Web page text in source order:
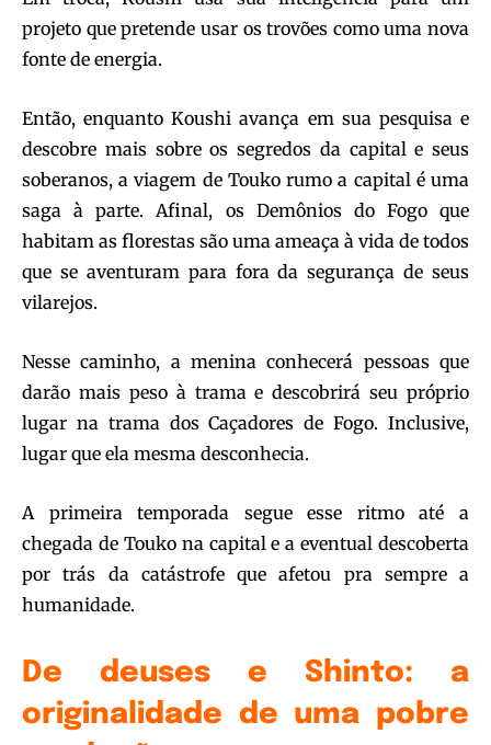
projeto que pretende usar os trovões como uma nova
fonte de energia.
Então, enquanto Koushi avança em sua pesquisa e
descobre mais sobre os segredos da capital e seus
soberanos, a viagem de Touko rumo a capital é uma
saga à parte. Afinal, os Demônios do Fogo que
habitam as florestas são uma ameaça à vida de todos
que se aventuram para fora da segurança de seus
vilarejos.
Nesse caminho, a menina conhecerá pessoas que
darão mais peso à trama e descobrirá seu próprio
lugar na trama dos Caçadores de Fogo. Inclusive,
lugar que ela mesma desconhecia.
A primeira temporada segue esse ritmo até a
chegada de Touko na capital e a eventual descoberta
por trás da catástrofe que afetou pra sempre a
humanidade.
De deuses e Shinto: a
originalidade de uma pobre